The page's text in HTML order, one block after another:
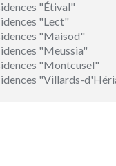
"Étival"
"Lect"
"Maisod"
"Meussia"
"Montcusel"
"Villards-